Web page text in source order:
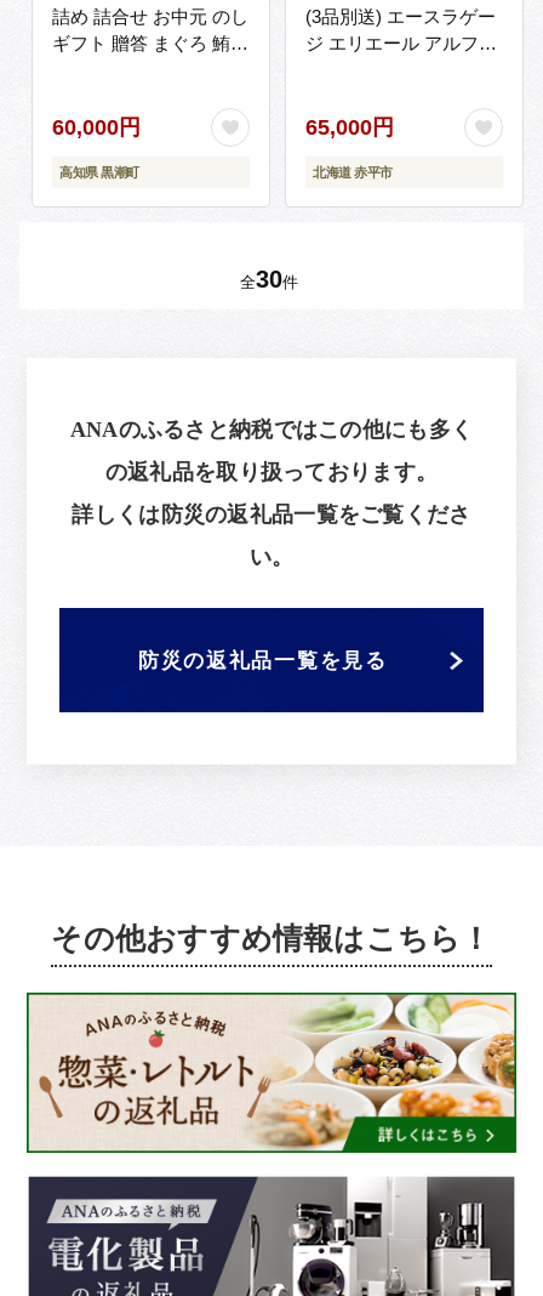
詰め 詰合せ お中元 のし
ギフト 贈答 まぐろ 鮪
簡単調理 時短 牛肉 豚肉
鶏肉 非常食 防災食 スト
ック 保存食 防災 防災グ
ッズ お歳暮 贈答用 贈り
60,000円
高知県 黒潮町
(3品別送) エースラゲー
ジ エリエール アルファ
65,000円
北海道 赤平市
全30件
ANAのふるさと納税ではこの他にも多く
の返礼品を取り扱っております。
詳しくは防災の返礼品一覧をご覧くださ
い。
防災の返礼品一覧を見る
その他おすすめ情報はこちら！